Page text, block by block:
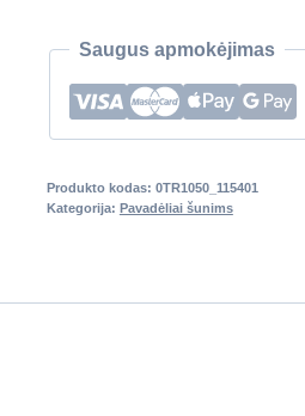
Saugus apmokėjimas
Produkto kodas: 0TR1050_115401
Kategorija: Pavadėliai šunims